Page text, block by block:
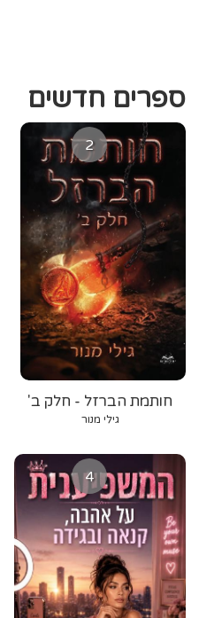
ספרים חדשים
2
חותמת הברזל - חלק ב'
גילי מנור
4